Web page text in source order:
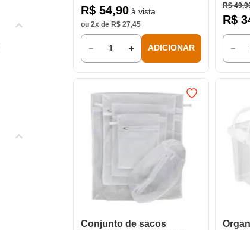
R$ 54,90à vista
ou 2x de R$ 27,45
＋
－ ADICIONAR
R$ 49,
R$
－
Conjunto de sacos